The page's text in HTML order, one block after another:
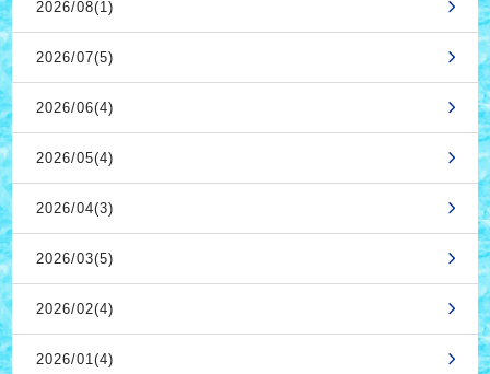
2026/08(1)
2026/07(5)
2026/06(4)
2026/05(4)
2026/04(3)
2026/03(5)
2026/02(4)
2026/01(4)